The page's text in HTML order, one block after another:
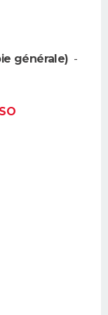
générale) -